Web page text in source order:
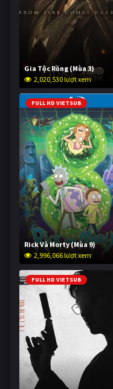
Gia Tộc Rồng (Mùa 3)
2,020,530 lượt xem
FULL HD VIETSUB
Rick Và Morty (Mùa 9)
2,996,066 lượt xem
FULL HD VIETSUB